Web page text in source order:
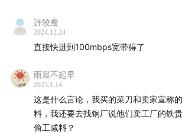
許较瘦
2024.12.24
直接快进到100mbps宽带得了
雨晨不起早
2025.1.14
这是什么言论，我买的菜刀和卖家宣称
料，我还要去找钢厂说他们卖工厂的铁
偷工减料？